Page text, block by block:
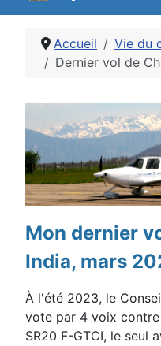
Accueil Vie du
Dernier vol de
Mon dernier
India, mars
À l'été 2023, le
vote par 4 voix
SR20 F-GTCI, le seul